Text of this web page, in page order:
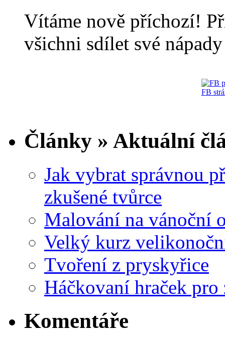
Vítáme nově příchozí!
všichni sdílet své
FB
Články » Aktuální
Jak vybrat správnou
zkušené tvůrce
Malování na vánoční
Velký kurz
Tvoření z pryskyřice
Háčkovaní hraček pro
Komentáře